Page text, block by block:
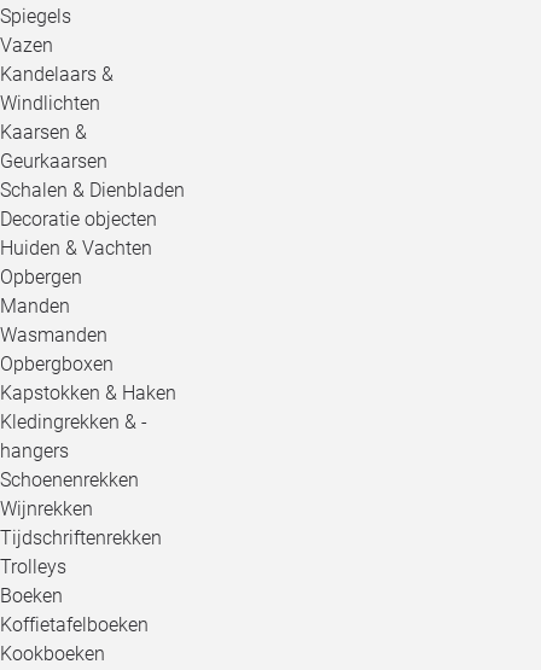
Spiegels
Vazen
Kandelaars &
Windlichten
Kaarsen &
Geurkaarsen
Schalen & Dienbladen
Decoratie objecten
Huiden & Vachten
Opbergen
Manden
Wasmanden
Opbergboxen
Kapstokken & Haken
Kledingrekken & -
hangers
Schoenenrekken
Wijnrekken
Tijdschriftenrekken
Trolleys
Boeken
Koffietafelboeken
Kookboeken